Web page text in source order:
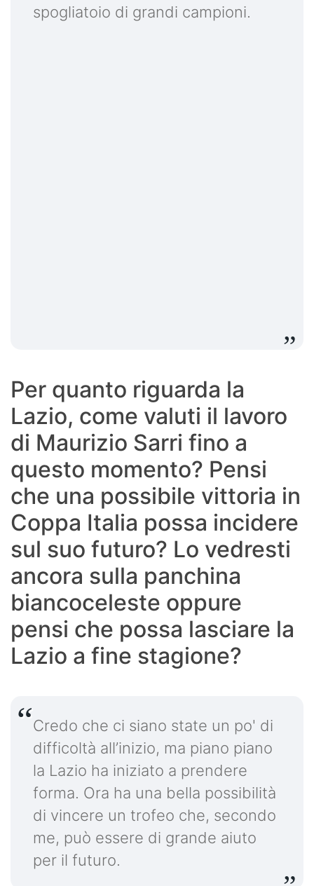
spogliatoio di grandi campioni.
Per quanto riguarda la
Lazio, come valuti il lavoro
di Maurizio Sarri fino a
questo momento? Pensi
che una possibile vittoria in
Coppa Italia possa incidere
sul suo futuro? Lo vedresti
ancora sulla panchina
biancoceleste oppure
pensi che possa lasciare la
Lazio a fine stagione?
Credo che ci siano state un po' di
difficoltà all’inizio, ma piano piano
la Lazio ha iniziato a prendere
forma. Ora ha una bella possibilità
di vincere un trofeo che, secondo
me, può essere di grande aiuto
per il futuro.